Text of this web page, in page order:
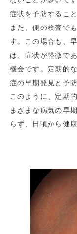
症状を予防するこ
また、便の検査で
す。この場合も、
は、症状が軽微で
機会です。定期的
症の早期発見と予
このように、定期
まざまな病気の早
らず、日頃から健